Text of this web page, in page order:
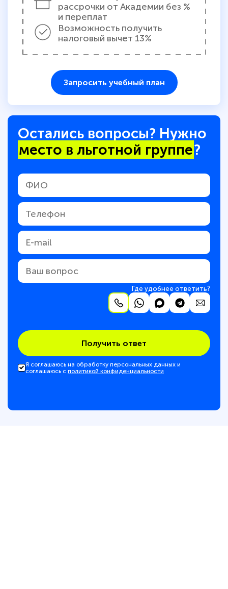
рассрочки от Академии без %
и переплат
Возможность получить
налоговый вычет 13%
Запросить учебный план
Остались вопросы? Нужно
место в льготной группе?
Где удобнее ответить?
Получить ответ
Я соглашаюсь на обработку персональных данных и
соглашаюсь с политикой конфиденциальности